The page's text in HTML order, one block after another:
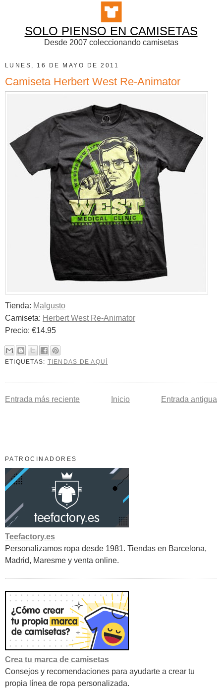
SOLO PIENSO EN CAMISETAS
Desde 2007 coleccionando camisetas
LUNES, 16 DE MAYO DE 2011
Camiseta Herbert West Re-Animator
Tienda: Malgusto
Camiseta: Herbert West Re-Animator
Precio: €14.95
ETIQUETAS: TIENDAS DE AQUÍ
Entrada más reciente Entrada antigua
Inicio
PATROCINADORES
Teefactory.es
Personalizamos ropa desde 1981. Tiendas en Barcelona,
Madrid, Maresme y venta online.
Crea tu marca de camisetas
Consejos y recomendaciones para ayudarte a crear tu
propia línea de ropa personalizada.